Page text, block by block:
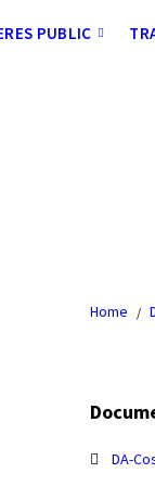
PUBLIC
Home /
DA-